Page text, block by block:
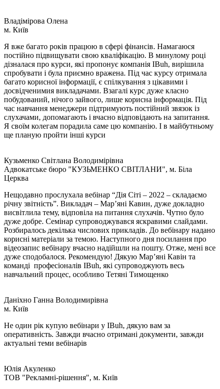
Владімірова Олена
м. Київ
Я вже багато років працюю в сфері фінансів. Намагаюся
постійно підвищувати свою кваліфікацію. В минулому році
дізналася про курси, які пропонує компанія IBuh, вирішила
спробувати і була приємно вражена. Під час курсу отримала
багато корисної інформації, є спілкування з цікавими і
досвідченимия викладачами. Взагалі курс дуже класно
побудований, нічого зайвого, лише корисна інформація. Під
час навчання менеджери підтримують постійний звязок із
слухачами, допомагають і вчасно відповідають на запитання.
Я своїм колегам порадила саме цю компанію. І в майбутньому
ще планую пройти інші курси
Кузьменко Світлана Володимірівна
Адвокатське бюро "КУЗЬМЕНКО СВІТЛАНИ", м. Біла
Церква
Нещодавно прослухала вебінар “Дія Сіті – 2022 – складаємо
річну звітність”. Викладач – Мар’яні Кавин, дуже докладно
висвітлила тему, відповіла на питання слухачів. Чутно було
дуже добре. Семінар супроводжувався яскравими слайдами.
Розбиралось декілька числових прикладів. До вебінару надано
корисні матеріали за темою. Наступного дня посилання про
відеозапис вебінару вчасно надійшли на пошту. Отже, мені все
дуже сподобалося. Рекомендую! Дякую Мар’яні Кавін та
команді професіоналів IBuh, які супроводжують весь
навчальний процес, особливо Тетяні Тимощенко
Даніхно Ганна Володимирівна
м. Київ
Не один рік купую вебінари у IBuh, дякую вам за
оперативність. Завжди вчасно отримані документи, завжди
актуальні теми вебінарів
Юлія Акуленко
TOB "Рекламні-рішення", м. Київ